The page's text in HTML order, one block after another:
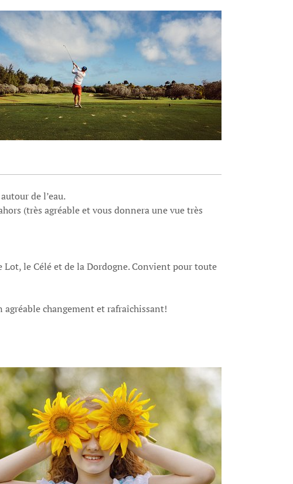
de l’eau.
(très agréable et vous donnera une vue très
Lot, le Célé et de la Dordogne. Convient pour toute
agréable changement et rafraîchissant!